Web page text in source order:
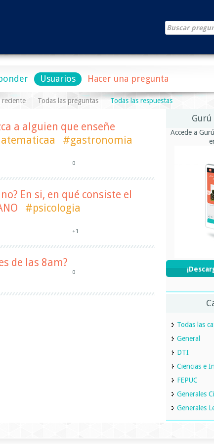
Usuarios Hacer una pregunta
Todas las preguntas Todas las respuestas
a alguien que enseñe
#gastronomia
0
En si, en qué consiste el
#psicologia
+1
de las 8am?
0
Gurú
Accede a
Todas las
General
DTI
Ciencias e
FEPUC
Generales
Generales